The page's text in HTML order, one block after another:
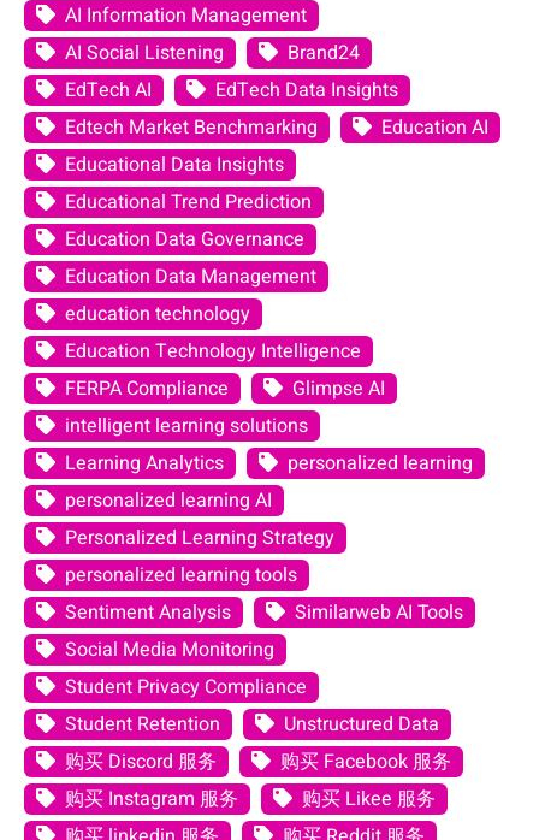
AI Information Management
AI Social Listening
Brand24
EdTech AI
EdTech Data Insights
Edtech Market Benchmarking
Education AI
Educational Data Insights
Educational Trend Prediction
Education Data Governance
Education Data Management
education technology
Education Technology Intelligence
FERPA Compliance
Glimpse AI
intelligent learning solutions
Learning Analytics
personalized learning
personalized learning AI
Personalized Learning Strategy
personalized learning tools
Sentiment Analysis
Similarweb AI Tools
Social Media Monitoring
Student Privacy Compliance
Student Retention
Unstructured Data
购买 Discord 服务
购买 Facebook 服务
购买 Instagram 服务
购买 Likee 服务